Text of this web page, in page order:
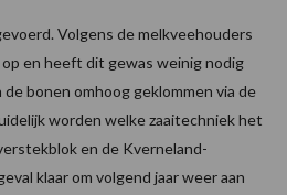
Volgens de melkveehouders
en heeft dit gewas weinig nodig
bonen omhoog geklommen via de
worden welke zaaitechniek het
en de Kverneland-
klaar om volgend jaar weer aan